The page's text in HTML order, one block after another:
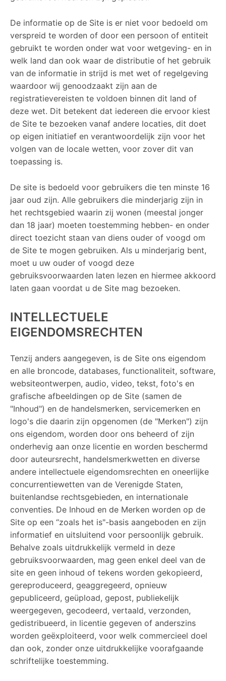
De informatie op de Site is er niet voor bedoeld om
verspreid te worden of door een persoon of entiteit
gebruikt te worden onder wat voor wetgeving- en in
welk land dan ook waar de distributie of het gebruik
van de informatie in strijd is met wet of regelgeving
waardoor wij genoodzaakt zijn aan de
registratievereisten te voldoen binnen dit land of
deze wet. Dit betekent dat iedereen die ervoor kiest
de Site te bezoeken vanaf andere locaties, dit doet
op eigen initiatief en verantwoordelijk zijn voor het
volgen van de locale wetten, voor zover dit van
toepassing is.
De site is bedoeld voor gebruikers die ten minste 16
jaar oud zijn. Alle gebruikers die minderjarig zijn in
het rechtsgebied waarin zij wonen (meestal jonger
dan 18 jaar) moeten toestemming hebben- en onder
direct toezicht staan van diens ouder of voogd om
de Site te mogen gebruiken. Als u minderjarig bent,
moet u uw ouder of voogd deze
gebruiksvoorwaarden laten lezen en hiermee akkoord
laten gaan voordat u de Site mag bezoeken.
INTELLECTUELE
EIGENDOMSRECHTEN
Tenzij anders aangegeven, is de Site ons eigendom
en alle broncode, databases, functionaliteit, software,
websiteontwerpen, audio, video, tekst, foto's en
grafische afbeeldingen op de Site (samen de
"Inhoud") en de handelsmerken, servicemerken en
logo's die daarin zijn opgenomen (de "Merken") zijn
ons eigendom, worden door ons beheerd of zijn
onderhevig aan onze licentie en worden beschermd
door auteursrecht, handelsmerkwetten en diverse
andere intellectuele eigendomsrechten en oneerlijke
concurrentiewetten van de Verenigde Staten,
buitenlandse rechtsgebieden, en internationale
conventies. De Inhoud en de Merken worden op de
Site op een “zoals het is"-basis aangeboden en zijn
informatief en uitsluitend voor persoonlijk gebruik.
Behalve zoals uitdrukkelijk vermeld in deze
gebruiksvoorwaarden, mag geen enkel deel van de
site en geen inhoud of tekens worden gekopieerd,
gereproduceerd, geaggregeerd, opnieuw
gepubliceerd, geüpload, gepost, publiekelijk
weergegeven, gecodeerd, vertaald, verzonden,
gedistribueerd, in licentie gegeven of anderszins
worden geëxploiteerd, voor welk commercieel doel
dan ook, zonder onze uitdrukkelijke voorafgaande
schriftelijke toestemming.